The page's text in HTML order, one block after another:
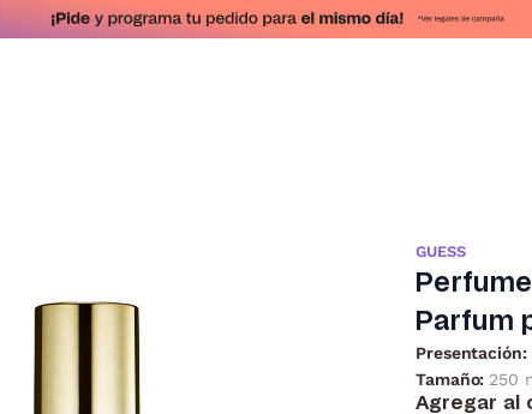
GUESS
Parfum
Presentación:
Tamaño: 250
Agregar al